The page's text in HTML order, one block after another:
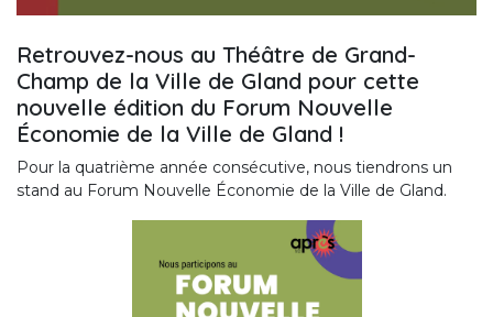
Retrouvez-nous au Théâtre de Grand-
Champ de la Ville de Gland pour cette
nouvelle édition du Forum Nouvelle
Économie de la Ville de Gland !
Pour la quatrième année consécutive, nous tiendrons un
stand au Forum Nouvelle Économie de la Ville de Gland.